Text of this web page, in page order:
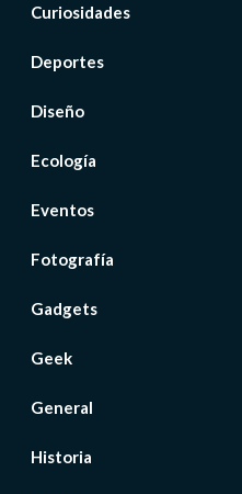
Curiosidades
Deportes
Diseño
Ecología
Eventos
Fotografía
Gadgets
Geek
General
Historia